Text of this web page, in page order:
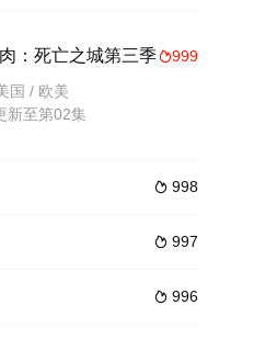
999
：死亡之城第三季
国 / 欧美
新至第02集
 998
 997
 996